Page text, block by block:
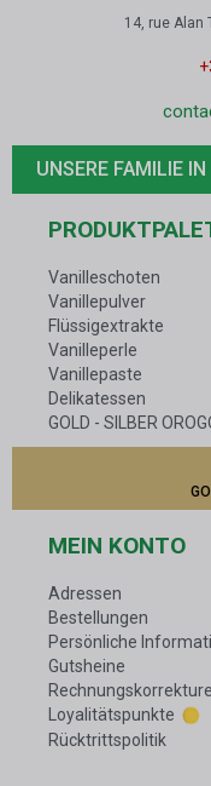
14, rue Alan
UNSERE FAMILIE
Vanilleschoten
Vanillepulver
Flüssigextrakte
Vanilleperle
Vanillepaste
Delikatessen
GOLD - SILBER
MEIN KONTO
Adressen
Bestellungen
Persönliche
Gutsheine
Loyalitätspunkte
Rücktrittspolitik